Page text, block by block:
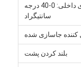
دمای داخلی: 0-40 درجه
سانتیگراد
بلند کردن پشت